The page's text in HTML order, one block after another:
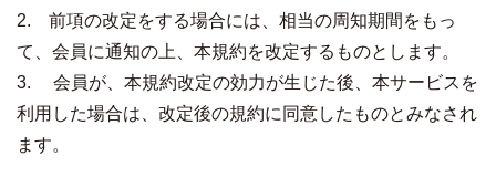
2. 前項の改定をする場合には、相当の周知期間をもっ
て、会員に通知の上、本規約を改定するものとします。
3. 会員が、本規約改定の効力が生じた後、本サービスを
利用した場合は、改定後の規約に同意したものとみなされ
ます。